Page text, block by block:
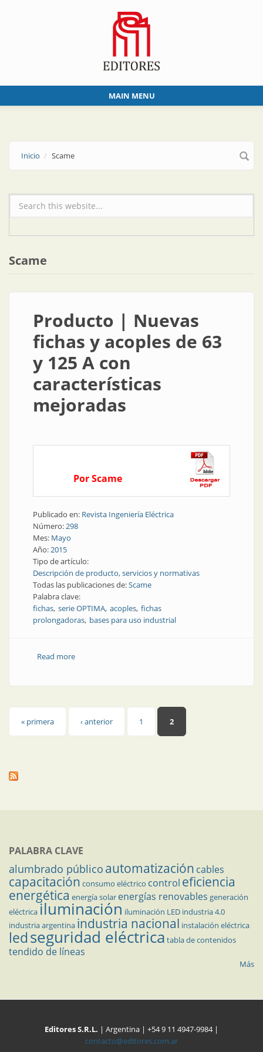
MAIN MENU
Inicio Scame
Formulario de búsqueda
Scame
Producto | Nuevas
fichas y acoples de 63
y 125 A con
características
mejoradas
Por Scame
Publicado en: Revista Ingeniería Eléctrica
Número:298
Mes: Mayo
Año:2015
Tipo de artículo:
Descripción de producto, servicios y normativas
Todas las publicaciones de:Scame
Palabra clave:
fichas serie OPTIMA acoples fichas
prolongadoras bases para uso industrial
Read moreabout Producto | Nuevas fichas y acoples de 63 y 125
Páginas
« primera ‹ anterior 1 2
PALABRA CLAVE
alumbrado público automatización cables
capacitación consumo eléctrico control eficiencia
energética energía solar energías renovables generación
eléctricailuminación iluminación LED industria 4.0
industria argentina industria nacional instalación eléctrica
ledseguridad eléctrica tabla de contenidos
tendido de líneas
Más
Editores S.R.L. | Argentina | +54 9 11 4947-9984 |
contacto@editores.com.ar